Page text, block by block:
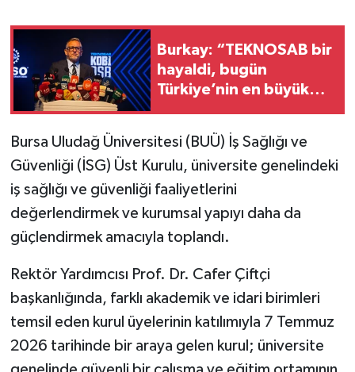
Burkay: “TEKNOSAB bir
hayaldi, bugün
Türkiye’nin en büyük
dönüştü”
Bursa Uludağ Üniversitesi (BUÜ) İş Sağlığı ve
Güvenliği (İSG) Üst Kurulu, üniversite genelindeki
iş sağlığı ve güvenliği faaliyetlerini
değerlendirmek ve kurumsal yapıyı daha da
güçlendirmek amacıyla toplandı.
Rektör Yardımcısı Prof. Dr. Cafer Çiftçi
başkanlığında, farklı akademik ve idari birimleri
temsil eden kurul üyelerinin katılımıyla 7 Temmuz
2026 tarihinde bir araya gelen kurul; üniversite